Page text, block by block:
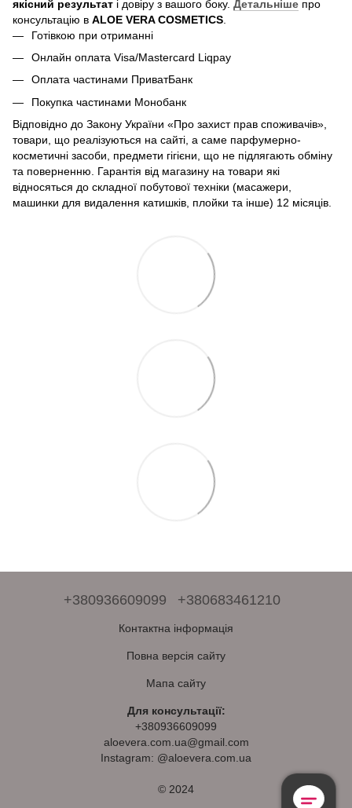
якісний результат і довіру з вашого боку. Детальніше про
консультацію в ALOE VERA COSMETICS
Готівкою при отриманні
Онлайн оплата Visa/Mastercard Liqpay
Оплата частинами ПриватБанк
Покупка частинами Монобанк
Відповідно до Закону України «Про захист прав споживачів»,
товари, що реалізуються на сайті, а саме парфумерно-
косметичні засоби, предмети гігієни, що не підлягають обміну
та поверненню. Гарантія від магазину на товари які
відносяться до складної побутової техніки (масажери,
машинки для видалення катишків, плойки та інше) 12 місяців.
+380936609099 +380683461210
Контактна інформація
Повна версія сайту
Мапа сайту
Для консультації:
+380936609099
aloevera.com.ua@gmail.com
Instagram: @aloevera.com.ua
© 2024 Безкоштовна